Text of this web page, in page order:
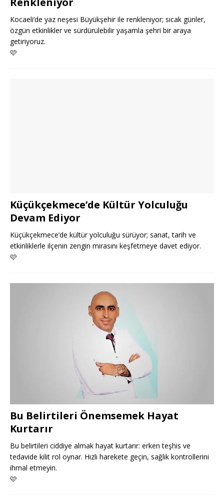
Kocaeli’de yaz neşesi Büyükşehir ile renkleniyor; sıcak günler,
özgün etkinlikler ve sürdürülebilir yaşamla şehri bir araya
getiriyoruz.
🩷
Küçükçekmece’de Kültür Yolculuğu
Devam Ediyor
Küçükçekmece’de kültür yolculuğu sürüyor; sanat, tarih ve
etkinliklerle ilçenin zengin mirasını keşfetmeye davet ediyor.
🩷
Bu Belirtileri Önemsemek Hayat
Kurtarır
Bu belirtileri ciddiye almak hayat kurtarır: erken teşhis ve
tedavide kilit rol oynar. Hızlı harekete geçin, sağlık kontrollerini
ihmal etmeyin.
🩷